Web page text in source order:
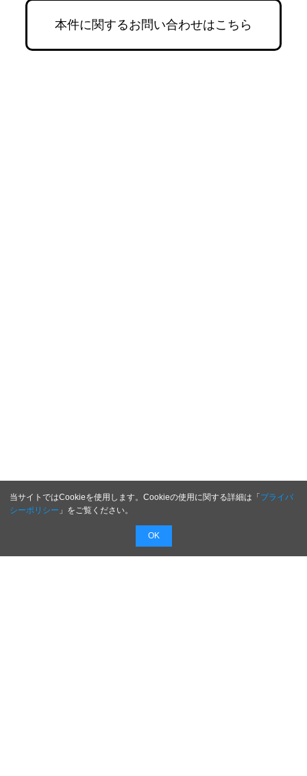
当サイトではCookieを使用します。Cookieの使用に関する詳細は「プライバ
シーポリシー 」をご覧ください。
OK
本件に関するお問い合わせはこちら